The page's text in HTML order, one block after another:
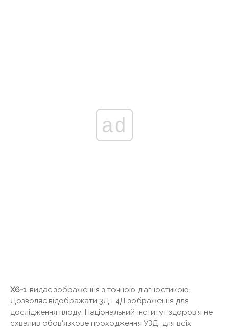
ad
Х6-1, видає зображення з точною діагностикою.
Дозволяє відображати 3Д і 4Д зображення для
дослідження плоду. Національний інститут здоров'я не
схвалив обов'язкове проходження УЗД, для всіх